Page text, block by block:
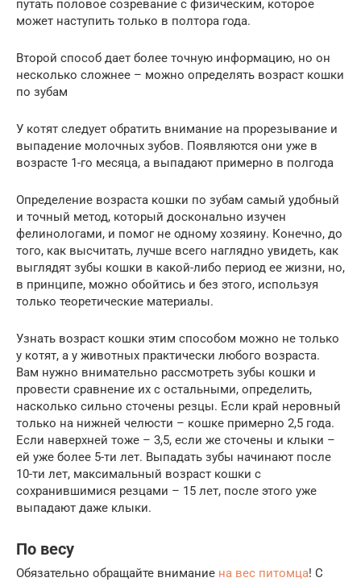
путать половое созревание с физическим, которое
может наступить только в полтора года.
Второй способ дает более точную информацию, но он
несколько сложнее – можно определять возраст кошки
по зубам
У котят следует обратить внимание на прорезывание и
выпадение молочных зубов. Появляются они уже в
возрасте 1-го месяца, а выпадают примерно в полгода
Определение возраста кошки по зубам самый удобный
и точный метод, который досконально изучен
фелинологами, и помог не одному хозяину. Конечно, до
того, как высчитать, лучше всего наглядно увидеть, как
выглядят зубы кошки в какой-либо период ее жизни, но,
в принципе, можно обойтись и без этого, используя
только теоретические материалы.
Узнать возраст кошки этим способом можно не только
у котят, а у животных практически любого возраста.
Вам нужно внимательно рассмотреть зубы кошки и
провести сравнение их с остальными, определить,
насколько сильно сточены резцы. Если край неровный
только на нижней челюсти – кошке примерно 2,5 года.
Если наверхней тоже – 3,5, если же сточены и клыки –
ей уже более 5-ти лет. Выпадать зубы начинают после
10-ти лет, максимальный возраст кошки с
сохранившимися резцами – 15 лет, после этого уже
выпадают даже клыки.
По весу
Обязательно обращайте внимание на вес питомца! С